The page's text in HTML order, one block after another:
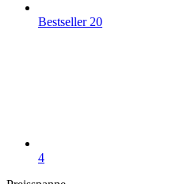
Bestseller 20
4